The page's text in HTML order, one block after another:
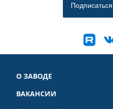
О ЗАВОДЕ
ВАКАНСИИ